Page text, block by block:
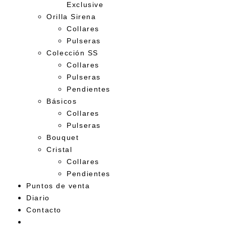
Exclusive
Orilla Sirena
Collares
Pulseras
Colección SS
Collares
Pulseras
Pendientes
Básicos
Collares
Pulseras
Bouquet
Cristal
Collares
Pendientes
Puntos de venta
Diario
Contacto